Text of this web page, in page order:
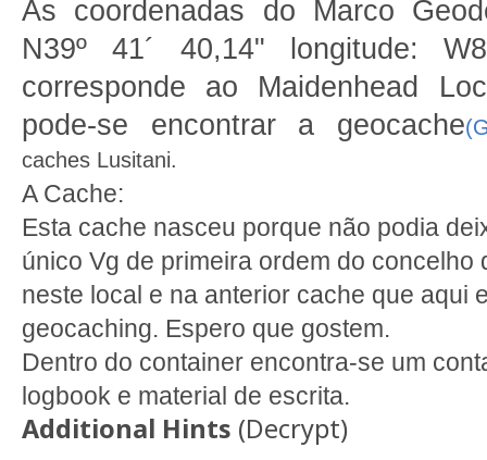
As coordenadas do Marco
N39º 41´ 40,14"
longitude:
corresponde ao Maidenhead
pode-se encontrar a geocache
caches Lusitani.
A Cache:
Esta cache nasceu porque não podia
único Vg de primeira ordem do concelho
neste local e na anterior cache que aqui
geocaching. Espero que gostem.
Dentro do container encontra-se um
logbook e material de escrita.
Additional Hints (Decrypt)